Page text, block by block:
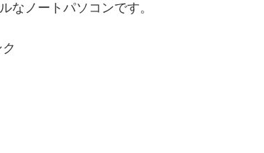
ノートパソコンです。